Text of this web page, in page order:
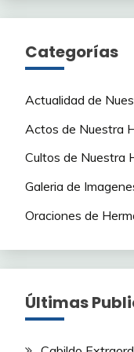
Categorías
Actualidad de
Actos de Nuestra
Cultos de Nuestra
Galeria de
Oraciones de
Últimas